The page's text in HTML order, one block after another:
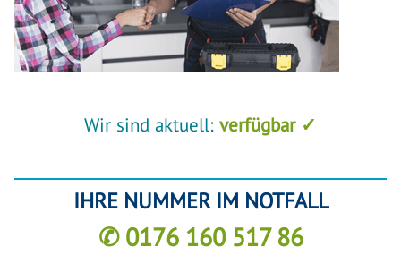
Wir sind aktuell: verfügbar ✓
IHRE NUMMER IM NOTFALL
✆ 0176 160 517 86